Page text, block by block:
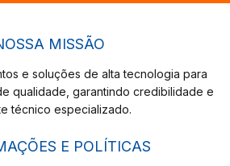
MISSÃO
e soluções de alta tecnologia para
qualidade, garantindo credibilidade e
técnico especializado.
E POLÍTICAS